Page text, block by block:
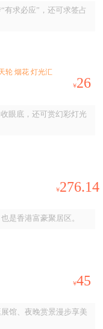
有求必应”，还可求签占
轮 烟花 灯光汇
￥26
眼底，还可赏幻彩灯光
￥
是香港富豪聚居区。
￥45
馆、夜晚赏景漫步享美